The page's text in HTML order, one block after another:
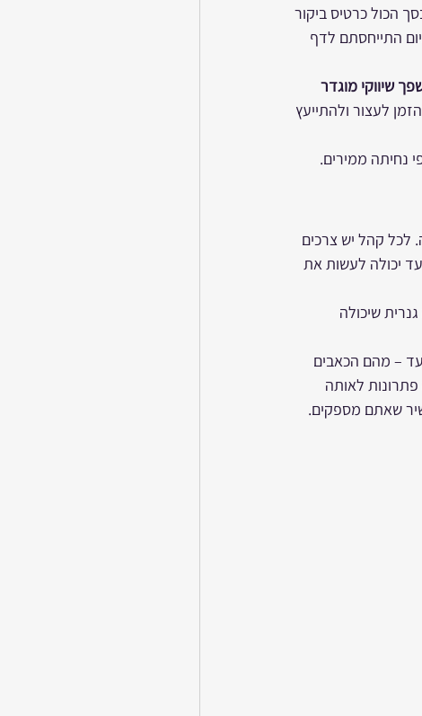
הכול כרטיס ביקור
התייחסתם לדף
שיווקי מוגדר
לעצור ולהתייעץ
לכל קהל יש צרכים
יכולה לעשות את
שיכולה
– מהם הכאבים
לאותה
שאתם מספקים.